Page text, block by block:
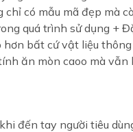
có mẫu mã đẹp mà
quá trình sử dụng +
bất cứ vật liệu
ăn mòn caoo mà
đến tay người tiêu